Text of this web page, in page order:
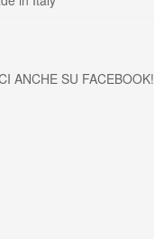
ANCHE SU FACEBOOK!